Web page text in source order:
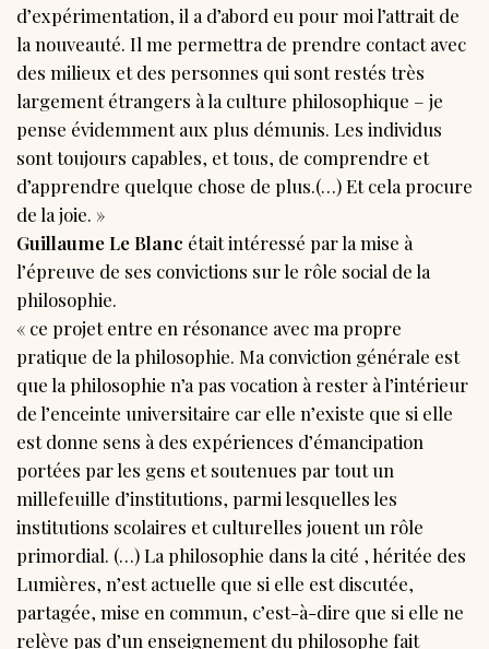
d’expérimentation, il a d’abord eu pour moi l’attrait de
la nouveauté. Il me permettra de prendre contact avec
des milieux et des personnes qui sont restés très
largement étrangers à la culture philosophique – je
pense évidemment aux plus démunis. Les individus
sont toujours capables, et tous, de comprendre et
d’apprendre quelque chose de plus.(…) Et cela procure
de la joie. »
Guillaume Le Blanc était intéressé par la mise à
l’épreuve de ses convictions sur le rôle social de la
philosophie.
« ce projet entre en résonance avec ma propre
pratique de la philosophie. Ma conviction générale est
que la philosophie n’a pas vocation à rester à l’intérieur
de l’enceinte universitaire car elle n’existe que si elle
est donne sens à des expériences d’émancipation
portées par les gens et soutenues par tout un
millefeuille d’institutions, parmi lesquelles les
institutions scolaires et culturelles jouent un rôle
primordial. (…) La philosophie dans la cité , héritée des
Lumières, n’est actuelle que si elle est discutée,
partagée, mise en commun, c’est-à-dire que si elle ne
relève pas d’un enseignement du philosophe fait